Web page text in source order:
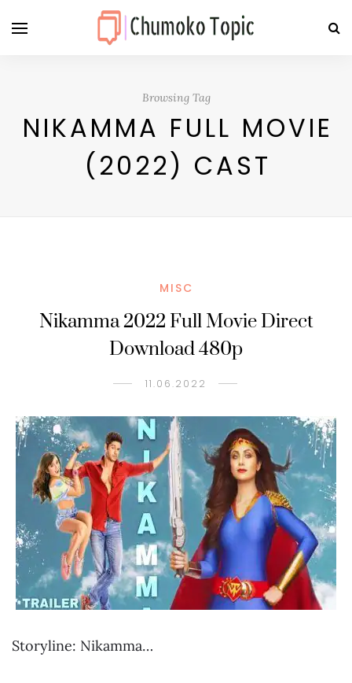
Browsing Tag
NIKAMMA FULL MOVIE
(2022) CAST
MISC
Nikamma 2022 Full Movie Direct
Download 480p
11.06.2022
Storyline: Nikamma…